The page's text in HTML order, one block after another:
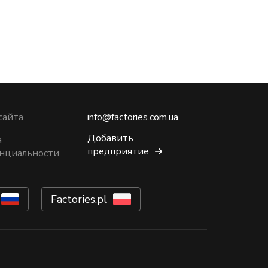
info@factories.com.ua
Добавить
предприятие
Factories.pl